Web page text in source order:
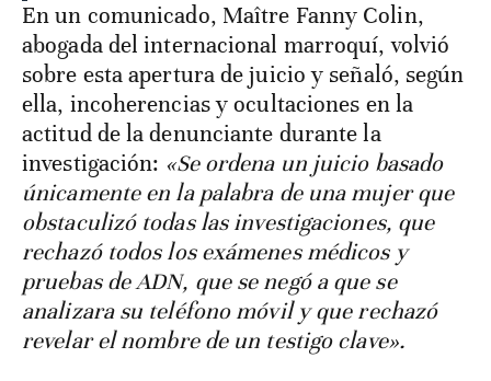
En un comunicado, Maître Fanny Colin,
abogada del internacional marroquí, volvió
sobre esta apertura de juicio y señaló, según
ella, incoherencias y ocultaciones en la
actitud de la denunciante durante la
investigación: «Se ordena un juicio basado
únicamente en la palabra de una mujer que
obstaculizó todas las investigaciones, que
rechazó todos los exámenes médicos y
pruebas de ADN, que se negó a que se
analizara su teléfono móvil y que rechazó
revelar el nombre de un testigo clave».